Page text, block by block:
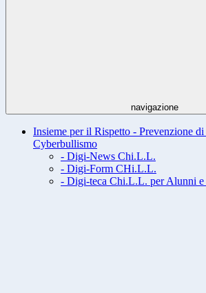
navigazione
Insieme per il Rispetto - Prevenzione
Cyberbullismo
- Digi-News Chi.L.L.
- Digi-Form CHi.L.L.
- Digi-teca Chi.L.L. per Alunni e